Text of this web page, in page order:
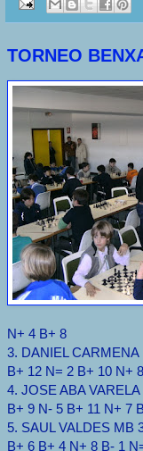
TORNEO
N+ 4 B+ 8
3. DANIEL CARMENA
B+ 12 N= 2 B+ 10 N+
4. JOSE ABA
B+ 9 N- 5 B+ 11 N+ 7
5. SAUL VALDES MB
B+ 6 B+ 4 N+ 8 B- 1